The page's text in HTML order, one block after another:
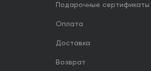
Подарочные сертификаты
Оплата
Доставка
Возврат